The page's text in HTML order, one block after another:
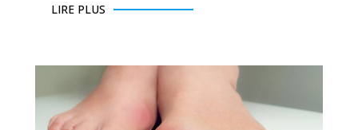
LIRE PLUS